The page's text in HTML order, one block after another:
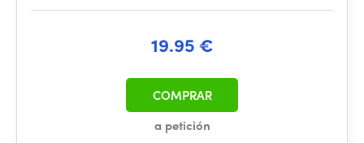
19.95 €
a petición
COMPRAR